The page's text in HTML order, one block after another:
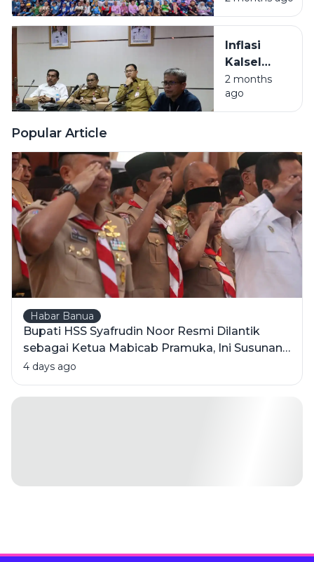
Efesiensi
Inflasi
Kalsel
Masih
Terkendali,
Beras Jadi
2 months
ago
Popular Article
Habar Banua
Bupati HSS Syafrudin Noor Resmi Dilantik
sebagai Ketua Mabicab Pramuka, Ini Susunan
Pengurus 2025-2030
4 days ago